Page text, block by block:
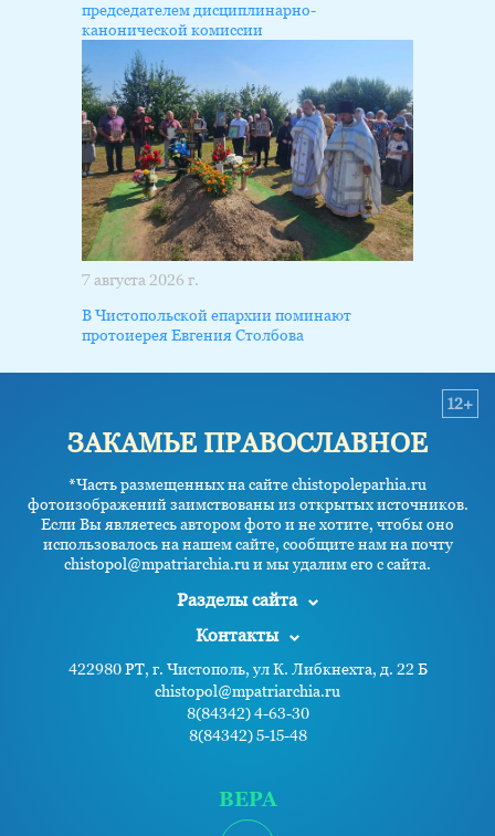
председателем дисциплинарно-
канонической комиссии
7 августа 2026 г.
В Чистопольской епархии поминают
протоиерея Евгения Столбова
ЗАКАМЬЕ ПРАВОСЛАВНОЕ
*Часть размещенных на сайте chistopoleparhia.ru
фотоизображений заимствованы из открытых источников.
Если Вы являетесь автором фото и не хотите, чтобы оно
использовалось на нашем сайте, сообщите нам на почту
chistopol@mpatriarchia.ru и мы удалим его с сайта.
12+
Разделы сайта
Контакты
422980 РТ, г. Чистополь, ул К. Либкнехта, д. 22 Б
chistopol@mpatriarchia.ru
8(84342) 4-63-30
8(84342) 5-15-48
ВЕРА